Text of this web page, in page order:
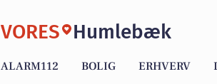
VORES Humlebæk
ALARM112 BOLIG ERHVERV